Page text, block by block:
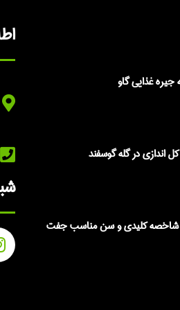
جیره غذایی گاو
اندازی در گله گوسفند
جفت گیری گاو+7 شاخصه کلیدی و سن مناسب جفت